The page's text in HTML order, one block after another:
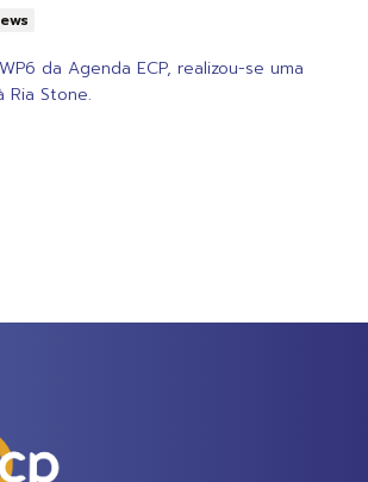
da Agenda ECP, realizou-se uma
Ria Stone.